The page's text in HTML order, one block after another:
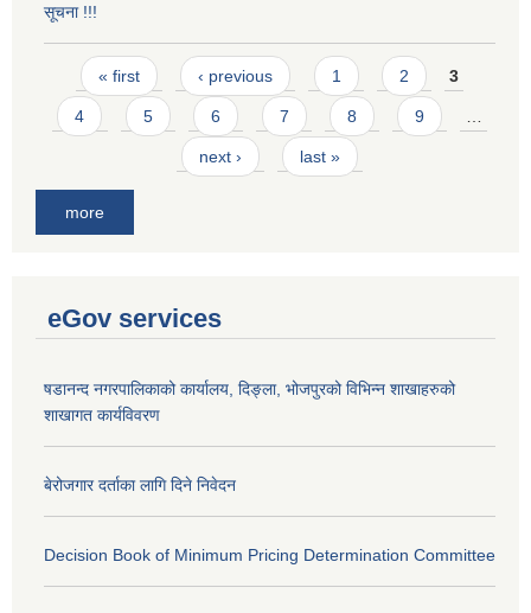
सूचना !!!
Pages
« first ‹ previous 1 2 3
4 5 6 7 8 9 …
next › last »
more
eGov services
षडानन्द नगरपालिकाको कार्यालय, दिङ्ला, भोजपुरको विभिन्न शाखाहरुको
शाखागत कार्यविवरण
बेरोजगार दर्ताका लागि दिने निवेदन
Decision Book of Minimum Pricing Determination Committee